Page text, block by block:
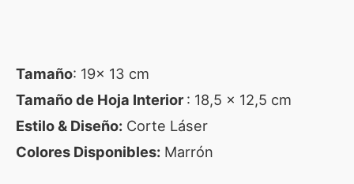
Tamaño: 19x 13 cm
Tamaño de Hoja Interior: 18,5 x 12,5 cm
Estilo & Diseño: Corte Láser
Colores Disponibles: Marrón